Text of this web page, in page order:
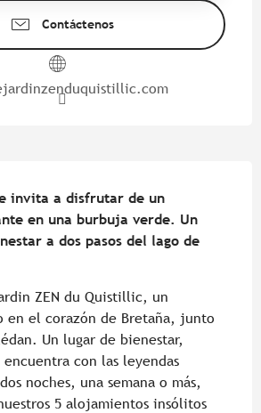
Contáctenos
invita a disfrutar de un
en una burbuja verde. Un
a dos pasos del lago de
ZEN du Quistillic, un
en el corazón de Bretaña, junto
Un lugar de bienestar,
con las leyendas
noches, una semana o más,
5 alojamientos insólitos